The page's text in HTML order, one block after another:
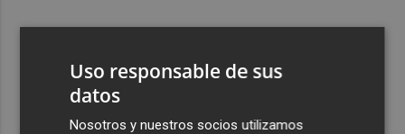
Foios se vuelca con Ferran Torres
Uso responsable de sus
datos
Nosotros y nuestros socios utilizamos